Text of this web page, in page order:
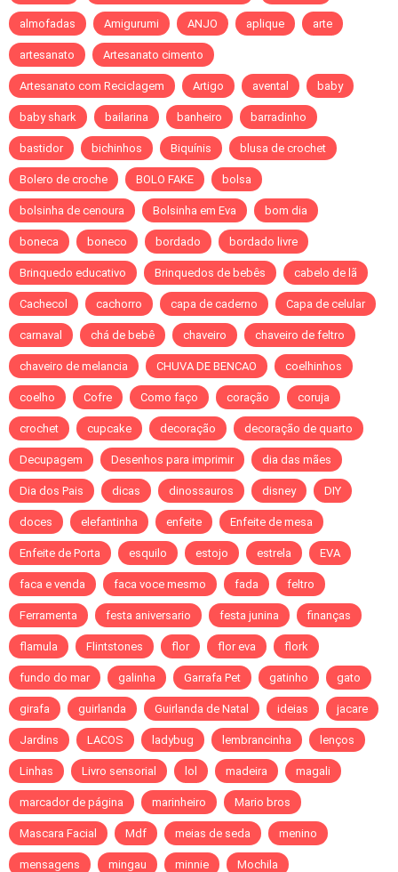
almofadas Amigurumi ANJO aplique arte
artesanato Artesanato cimento
Artesanato com Reciclagem Artigo avental baby
baby shark bailarina banheiro barradinho
bastidor bichinhos Biquínis blusa de crochet
Bolero de croche BOLO FAKE bolsa
bolsinha de cenoura Bolsinha em Eva bom dia
boneca boneco bordado bordado livre
Brinquedo educativo Brinquedos de bebês cabelo de lã
Cachecol cachorro capa de caderno Capa de celular
carnaval chá de bebê chaveiro chaveiro de feltro
chaveiro de melancia CHUVA DE BENCAO coelhinhos
coelho Cofre Como faço coração coruja
crochet cupcake decoração decoração de quarto
Decupagem Desenhos para imprimir dia das mães
Dia dos Pais dicas dinossauros disney DIY
doces elefantinha enfeite Enfeite de mesa
Enfeite de Porta esquilo estojo estrela EVA
faca e venda faca voce mesmo fada feltro
Ferramenta festa aniversario festa junina finanças
flamula Flintstones flor flor eva flork
fundo do mar galinha Garrafa Pet gatinho gato
girafa guirlanda Guirlanda de Natal ideias jacare
Jardins LACOS ladybug lembrancinha lenços
Linhas Livro sensorial lol madeira magali
marcador de página marinheiro Mario bros
Mascara Facial Mdf meias de seda menino
mensagens mingau minnie Mochila